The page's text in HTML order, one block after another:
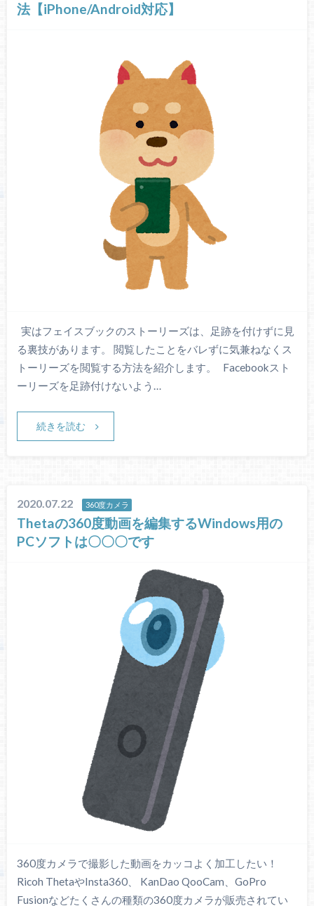
法【iPhone/Android対応】
実はフェイスブックのストーリーズは、足跡を付けずに見
る裏技があります。 閲覧したことをバレずに気兼ねなくス
トーリーズを閲覧する方法を紹介します。 Facebookスト
ーリーズを足跡付けないよう…
続きを読む
2020.07.22 360度カメラ
Thetaの360度動画を編集するWindows用の
PCソフトは〇〇〇です
360度カメラで撮影した動画をカッコよく加工したい！
Ricoh ThetaやInsta360、 KanDao QooCam、GoPro
Fusionなどたくさんの種類の360度カメラが販売されてい